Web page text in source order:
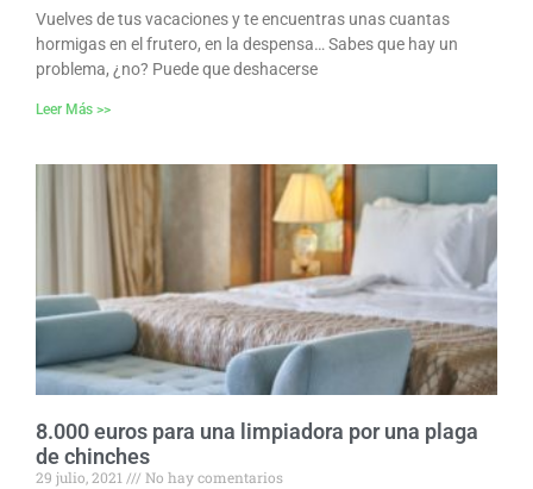
Vuelves de tus vacaciones y te encuentras unas cuantas
hormigas en el frutero, en la despensa… Sabes que hay un
problema, ¿no? Puede que deshacerse
Leer Más >>
8.000 euros para una limpiadora por una plaga
de chinches
29 julio, 2021
No hay comentarios